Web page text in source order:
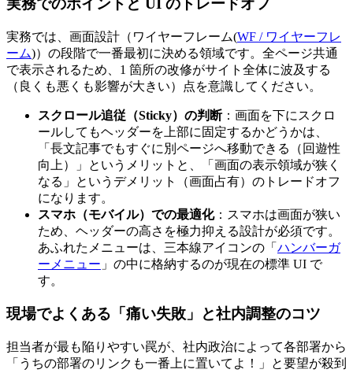
実務でのポイントと UI のトレードオフ
実務では、画面設計（ワイヤーフレーム(WF / ワイヤーフレ
ーム)）の段階で一番最初に決める領域です。全ページ共通
で表示されるため、1 箇所の改修がサイト全体に波及する
（良くも悪くも影響が大きい）点を意識してください。
スクロール追従（Sticky）の判断：画面を下にスクロ
ールしてもヘッダーを上部に固定するかどうかは、
「長文記事でもすぐに別ページへ移動できる（回遊性
向上）」というメリットと、「画面の表示領域が狭く
なる」というデメリット（画面占有）のトレードオフ
になります。
スマホ（モバイル）での最適化：スマホは画面が狭い
ため、ヘッダーの高さを極力抑える設計が必須です。
あふれたメニューは、三本線アイコンの「 ハンバーガ
ーメニュー 」の中に格納するのが現在の標準 UI で
す。
現場でよくある「痛い失敗」と社内調整のコツ
担当者が最も陥りやすい罠が、社内政治によって各部署から
「うちの部署のリンクも一番上に置いてよ！」と要望が殺到